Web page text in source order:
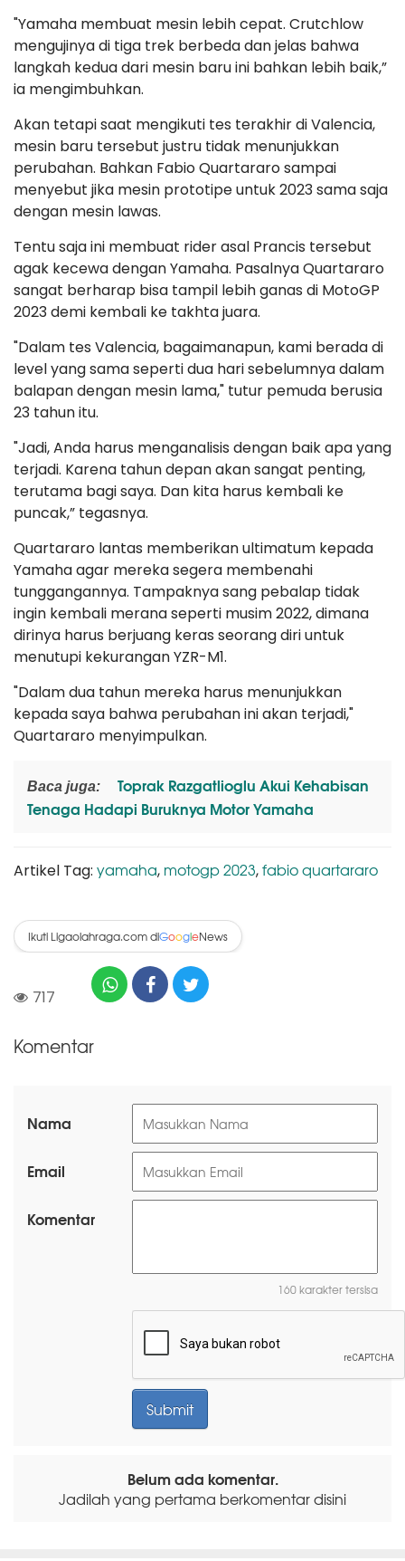
"Yamaha membuat mesin lebih cepat. Crutchlow
mengujinya di tiga trek berbeda dan jelas bahwa
langkah kedua dari mesin baru ini bahkan lebih baik,”
ia mengimbuhkan.
Akan tetapi saat mengikuti tes terakhir di Valencia,
mesin baru tersebut justru tidak menunjukkan
perubahan. Bahkan Fabio Quartararo sampai
menyebut jika mesin prototipe untuk 2023 sama saja
dengan mesin lawas.
Tentu saja ini membuat rider asal Prancis tersebut
agak kecewa dengan Yamaha. Pasalnya Quartararo
sangat berharap bisa tampil lebih ganas di MotoGP
2023 demi kembali ke takhta juara.
"Dalam tes Valencia, bagaimanapun, kami berada di
level yang sama seperti dua hari sebelumnya dalam
balapan dengan mesin lama," tutur pemuda berusia
23 tahun itu.
"Jadi, Anda harus menganalisis dengan baik apa yang
terjadi. Karena tahun depan akan sangat penting,
terutama bagi saya. Dan kita harus kembali ke
puncak,” tegasnya.
Quartararo lantas memberikan ultimatum kepada
Yamaha agar mereka segera membenahi
tunggangannya. Tampaknya sang pebalap tidak
ingin kembali merana seperti musim 2022, dimana
dirinya harus berjuang keras seorang diri untuk
menutupi kekurangan YZR-M1.
"Dalam dua tahun mereka harus menunjukkan
kepada saya bahwa perubahan ini akan terjadi,"
Quartararo menyimpulkan.
Baca juga:
Toprak Razgatlioglu Akui Kehabisan
Tenaga Hadapi Buruknya Motor Yamaha
Artikel Tag: yamaha, motogp 2023,fabio quartararo
Ikuti Ligaolahraga.com diGoogleNews
717
Komentar
Nama
Email
Komentar
160 karakter tersisa
Belum ada komentar.
Jadilah yang pertama berkomentar disini